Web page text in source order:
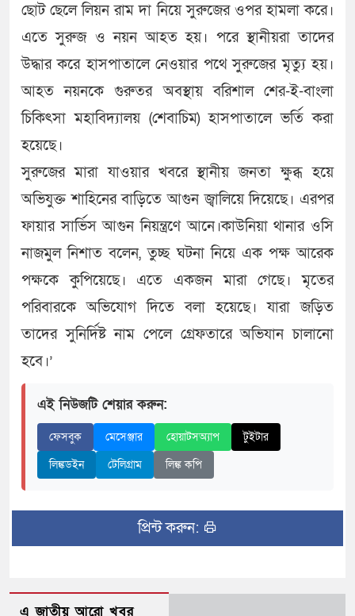
ছোট ছেলে লিয়ন রাম দা নিয়ে সুরুজের ওপর হামলা করে।
এতে সুরুজ ও নয়ন আহত হয়। পরে স্থানীয়রা তাদের
উদ্ধার করে হাসপাতালে নেওয়ার পথে সুরুজের মৃত্যু হয়।
আহত নয়নকে গুরুতর অবস্থায় বরিশাল শের-ই-বাংলা
চিকিৎসা মহাবিদ্যালয় (শেবাচিম) হাসপাতালে ভর্তি করা
হয়েছে।
সুরুজের মারা যাওয়ার খবরে স্থানীয় জনতা ক্ষুব্ধ হয়ে
অভিযুক্ত শাহিনের বাড়িতে আগুন জ্বালিয়ে দিয়েছে। এরপর
ফায়ার সার্ভিস আগুন নিয়ন্ত্রণে আনে।কাউনিয়া থানার ওসি
নাজমুল নিশাত বলেন, তুচ্ছ ঘটনা নিয়ে এক পক্ষ আরেক
পক্ষকে কুপিয়েছে। এতে একজন মারা গেছে। মৃতের
পরিবারকে অভিযোগ দিতে বলা হয়েছে। যারা জড়িত
তাদের সুনির্দিষ্ট নাম পেলে গ্রেফতারে অভিযান চালানো
হবে।’
এই নিউজটি শেয়ার করুন:
ফেসবুক মেসেঞ্জার হোয়াটসঅ্যাপ
টুইটার
লিঙ্কডইন
টেলিগ্রাম লিঙ্ক কপি
প্রিন্ট করুন:
এ জাতীয় আরো খবর